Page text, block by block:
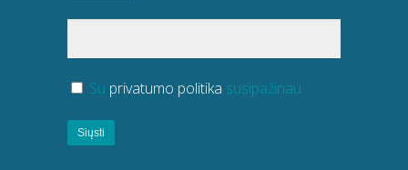
Su privatumo politika susipažinau